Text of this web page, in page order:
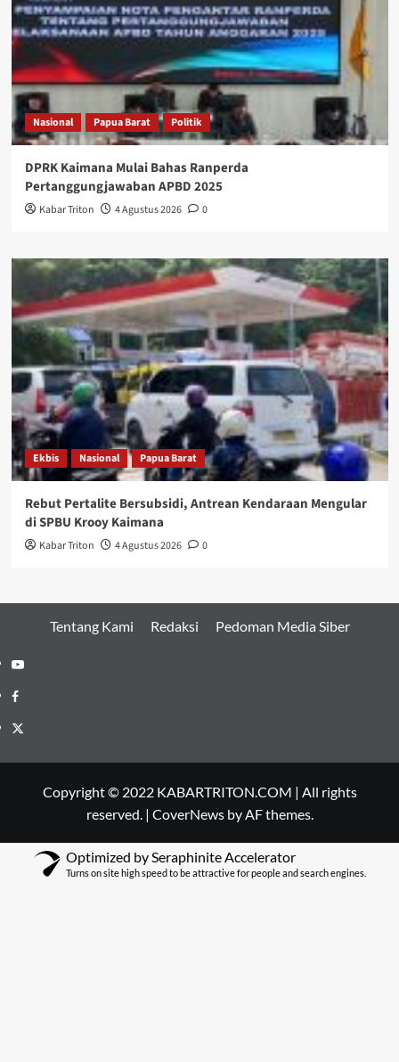
Nasional Papua Barat Politik
DPRK Kaimana Mulai Bahas Ranperda
Pertanggungjawaban APBD 2025
Kabar Triton 4 Agustus 2026 0
Ekbis Nasional Papua Barat
Rebut Pertalite Bersubsidi, Antrean Kendaraan Mengular
di SPBU Krooy Kaimana
Kabar Triton 4 Agustus 2026 0
Tentang Kami Redaksi Pedoman Media Siber
Youtube
Facebook
Twitter
Copyright © 2022 KABARTRITON.COM | All rights
reserved. | CoverNewsby AF themes.
Optimized by Seraphinite Accelerator
Turns on site high speed to be attractive for people and search engines.